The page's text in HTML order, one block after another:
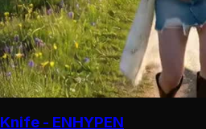
Knife - ENHYPEN